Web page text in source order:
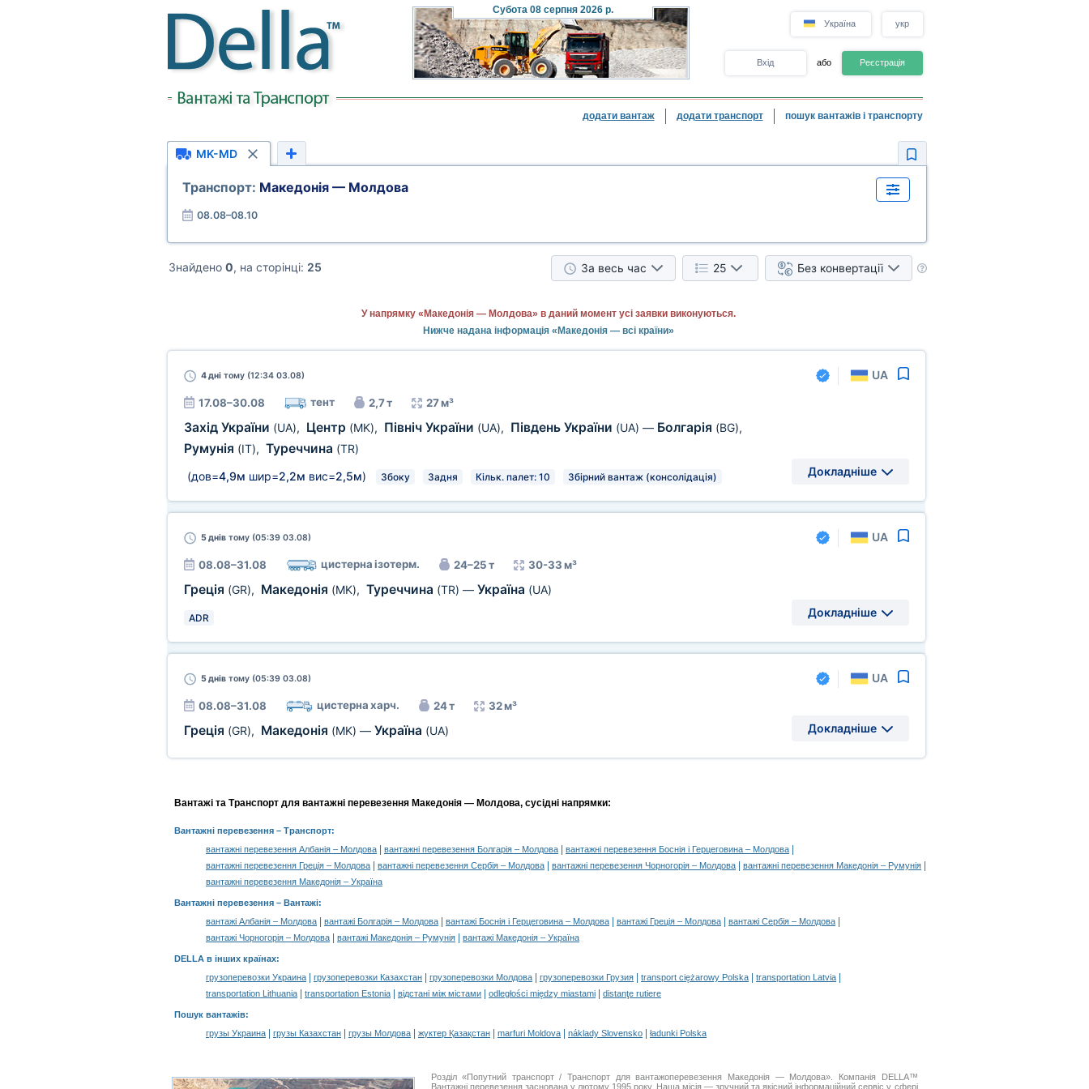
Субота08 серпня 2026 р.
Україна укр
Вхід або Реєстрація
додати вантаж додати транспорт пошук вантажів і транспорту
MK-MD
Транспорт: Македонія — Молдова
08.08–08.10
Знайдено 0, на сторінці: 25 За весь час 25 Без конвертації
У напрямку «Македонія — Молдова» в даний момент усі заявки виконуються.
Нижче надана інформація «Македонія — всі країни»
4 днітому (12:34 03.08) UA
17.08–30.08 тент 2,7 т 27 м³
Захід України (UA), Центр (MK), Північ України (UA), Південь України (UA) — Болгарія (BG),
Румунія (IT), Туреччина (TR)
(дов=4,9м шир=2,2м вис=2,5м) Збоку Задня Кільк. палет: 10 Збірний вантаж (консолідація) Докладніше
5 днівтому (05:39 03.08) UA
08.08–31.08 цистерна ізотерм. 24–25 т 30-33 м³
Греція (GR), Македонія (MK), Туреччина (TR) — Україна (UA)
ADR Докладніше
5 днівтому (05:39 03.08) UA
08.08–31.08 цистерна харч. 24 т 32 м³
Греція (GR), Македонія (MK) — Україна (UA) Докладніше
Вантажі та Транспорт для вантажні перевезення Македонія — Молдова, сусідні напрямки:
Вантажні перевезення – Транспорт:
вантажні перевезення Албанія – Молдова
вантажні перевезення Болгарія – Молдова вантажні перевезення Боснія і Герцеговина – Молдова
вантажні перевезення Греція – Молдова вантажні перевезення Сербія – Молдова вантажні перевезення Чорногорія – Молдова вантажні перевезення Македонія – Румунія
вантажні перевезення Македонія – Україна
Вантажні перевезення – Вантажі:
вантажі Албанія – Молдова
вантажі Болгарія – Молдова вантажі Боснія і Герцеговина – Молдова вантажі Греція – Молдова вантажі Сербія – Молдова
вантажі Чорногорія – Молдова вантажі Македонія – Румунія вантажі Македонія – Україна
DELLA в інших країнах:
грузоперевозки Украина
грузоперевозки Казахстан грузоперевозки Молдова грузоперевозки Грузия transport ciężarowy Polska transportation Latvia
transportation Lithuania transportation Estonia відстані між містами odległości między miastami distanţe rutiere
Пошук вантажів:
грузы Украина
грузы Казахстан грузы Молдова жүктер Қазақстан marfuri Moldova náklady Slovensko ładunki Polska
Розділ «Попутний транспорт / Транспорт для вантажоперевезення Македонія — Молдова». Компанія DELLA™
Вантажні перевезення заснована у лютому 1995 року. Наша місія — зручний та якісний інформаційний сервіс у сфері